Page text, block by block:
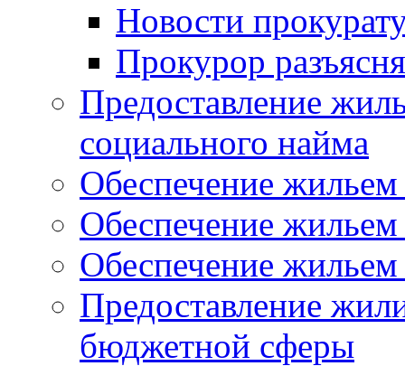
Новости
Прокурор
Предоставление
социального найма
Обеспечение
Обеспечение
Обеспечение жильем
Предоставление
бюджетной сферы